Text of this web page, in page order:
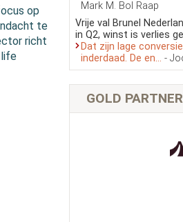
op
te
richt
life
Mark M. Bol Raap
Vrije val Brunel
in Q2, winst is verlies
Dat zijn lage
inderdaad. De en... -
GOLD